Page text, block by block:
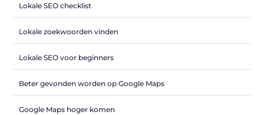
Lokale SEO checklist
Lokale zoekwoorden vinden
Lokale SEO voor beginners
Beter gevonden worden op Google Maps
Google Maps hoger komen